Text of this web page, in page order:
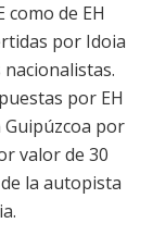
de EH
por Idoia
por EH
Guipúzcoa por
valor de 30
la autopista